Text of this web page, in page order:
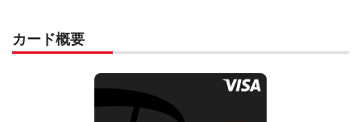
カード概要